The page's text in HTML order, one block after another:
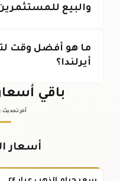
والبيع للمستثمرين
ما هو أفضل وقت
أيرلندا؟
باقي
آخر تحديث :
أسعار